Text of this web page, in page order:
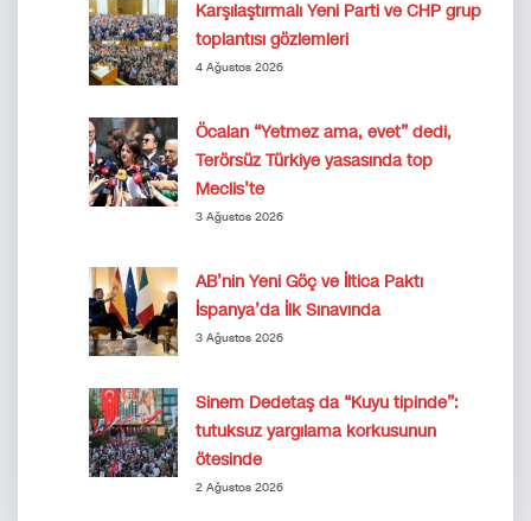
Karşılaştırmalı Yeni Parti ve CHP grup
toplantısı gözlemleri
4 Ağustos 2026
Öcalan “Yetmez ama, evet” dedi,
Terörsüz Türkiye yasasında top
Meclis’te
3 Ağustos 2026
AB’nin Yeni Göç ve İltica Paktı
İspanya’da İlk Sınavında
3 Ağustos 2026
Sinem Dedetaş da “Kuyu tipinde”:
tutuksuz yargılama korkusunun
ötesinde
2 Ağustos 2026